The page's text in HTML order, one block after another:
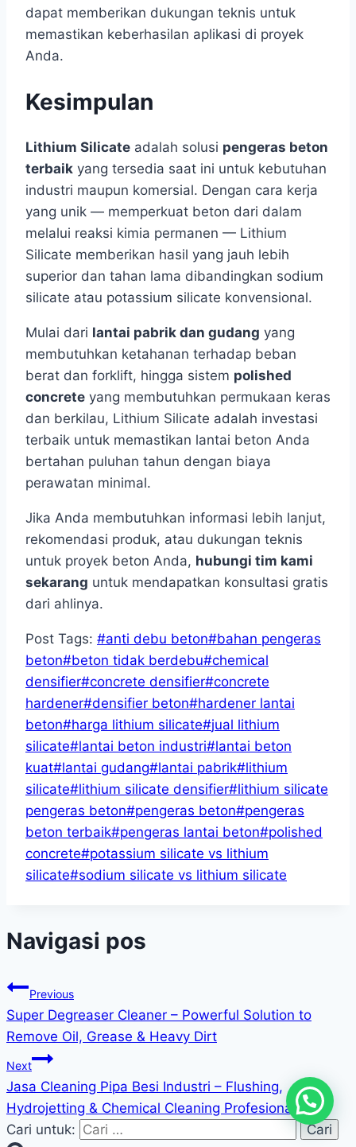
dapat memberikan dukungan teknis untuk
memastikan keberhasilan aplikasi di proyek
Anda.
Kesimpulan
Lithium Silicate adalah solusi pengeras beton
terbaik yang tersedia saat ini untuk kebutuhan
industri maupun komersial. Dengan cara kerja
yang unik — memperkuat beton dari dalam
melalui reaksi kimia permanen — Lithium
Silicate memberikan hasil yang jauh lebih
superior dan tahan lama dibandingkan sodium
silicate atau potassium silicate konvensional.
Mulai dari lantai pabrik dan gudang yang
membutuhkan ketahanan terhadap beban
berat dan forklift, hingga sistem polished
concrete yang membutuhkan permukaan keras
dan berkilau, Lithium Silicate adalah investasi
terbaik untuk memastikan lantai beton Anda
bertahan puluhan tahun dengan biaya
perawatan minimal.
Jika Anda membutuhkan informasi lebih lanjut,
rekomendasi produk, atau dukungan teknis
untuk proyek beton Anda, hubungi tim kami
sekarang untuk mendapatkan konsultasi gratis
dari ahlinya.
Post Tags: #anti debu beton#bahan pengeras
beton#beton tidak berdebu#chemical
densifier#concrete densifier#concrete
hardener#densifier beton#hardener lantai
beton#harga lithium silicate#jual lithium
silicate#lantai beton industri#lantai beton
kuat#lantai gudang#lantai pabrik#lithium
silicate#lithium silicate densifier#lithium silicate
pengeras beton#pengeras beton#pengeras
beton terbaik#pengeras lantai beton#polished
concrete#potassium silicate vs lithium
silicate#sodium silicate vs lithium silicate
Navigasi pos
Previous
Super Degreaser Cleaner – Powerful Solution to
Remove Oil, Grease & Heavy Dirt
Next
Jasa Cleaning Pipa Besi Industri – Flushing,
Hydrojetting & Chemical Cleaning Profesional
Cari untuk: